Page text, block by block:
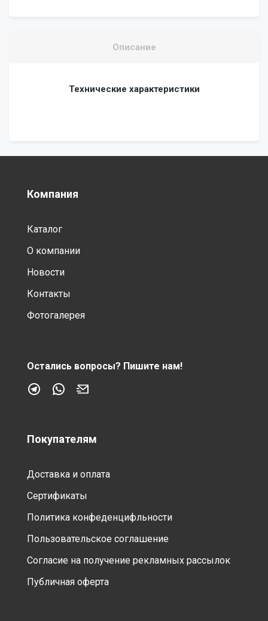
Описание
Технические характеристики
Компания
Каталог
О компании
Новости
Контакты
Фотогалерея
Остались вопросы? Пишите нам!
Покупателям
Доставка и оплата
Сертификаты
Политика конфеденцифльности
Пользовательское соглашение
Согласие на получение рекламных рассылок
Публичная оферта